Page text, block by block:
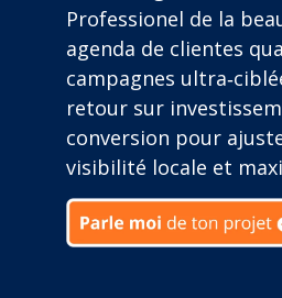
Professionel de la
agenda de clientes
campagnes
retour sur
conversion pour
visibilité locale et